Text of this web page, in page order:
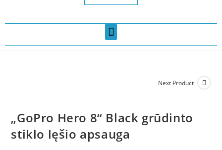
Next Product
„GoPro Hero 8“ Black grūdinto
stiklo lęšio apsauga